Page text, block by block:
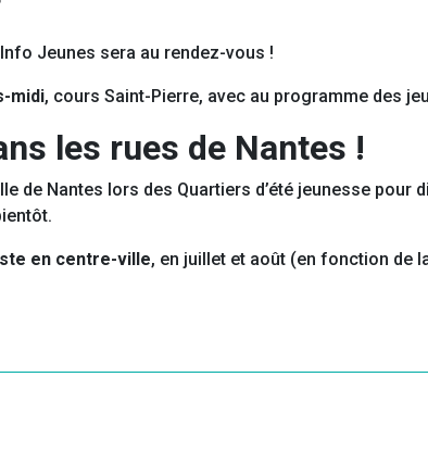
Jeunes sera au rendez-vous !
midi, cours Saint-Pierre, avec au programme des
les rues de Nantes !
de Nantes lors des Quartiers d’été jeunesse pour
en centre-ville, en juillet et août (en fonction de